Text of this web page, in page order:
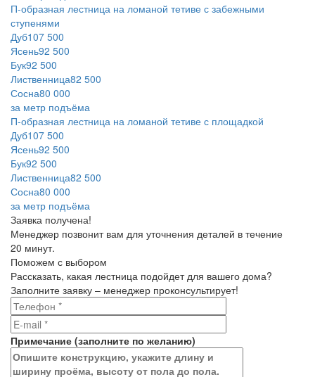
П‑образная лестница на ломаной тетиве с забежными
ступенями
Дуб107 500
Ясень92 500
Бук92 500
Лиственница82 500
Сосна80 000
за метр подъёма
П‑образная лестница на ломаной тетиве с площадкой
Дуб107 500
Ясень92 500
Бук92 500
Лиственница82 500
Сосна80 000
за метр подъёма
Заявка получена!
Менеджер позвонит вам для уточнения деталей в течение
20 минут.
Поможем с выбором
Рассказать, какая лестница подойдет для вашего дома?
Заполните заявку – менеджер проконсультирует!
Примечание (заполните по желанию)